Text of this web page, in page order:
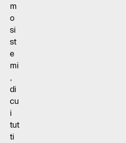
m
o
si
st
e
mi
,
di
cu
i
tut
ti